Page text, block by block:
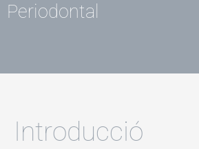
Periodontal
Introducció